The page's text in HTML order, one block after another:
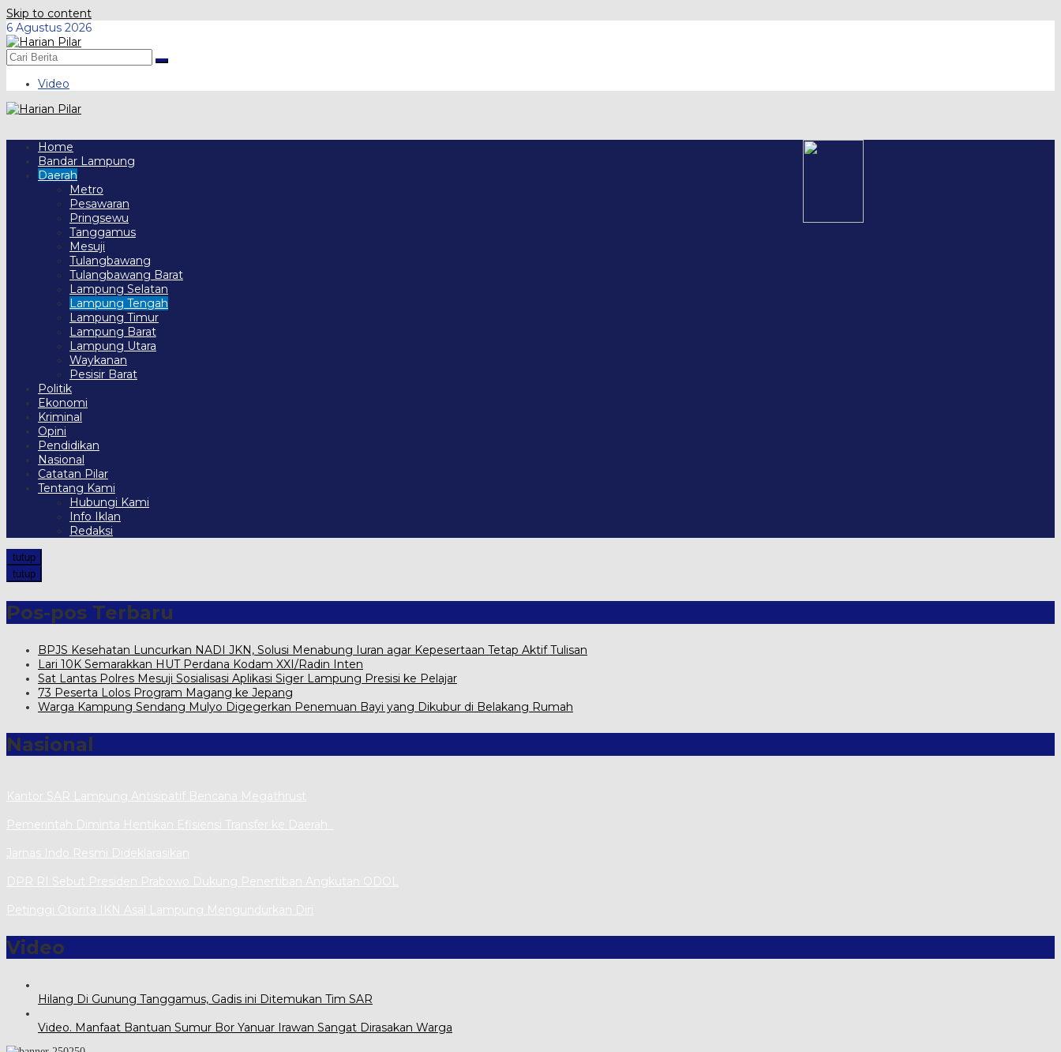
Skip to content
6 Agustus 2026
Video
Home
Bandar Lampung
Daerah
Metro
Pesawaran
Pringsewu
Tanggamus
Mesuji
Tulangbawang
Tulangbawang Barat
Lampung Selatan
Lampung Tengah
Lampung Timur
Lampung Barat
Lampung Utara
Waykanan
Pesisir Barat
Politik
Ekonomi
Kriminal
Opini
Pendidikan
Nasional
Catatan Pilar
Tentang Kami
Hubungi Kami
Info Iklan
Redaksi
tutup
tutup
Pos-pos Terbaru
BPJS Kesehatan Luncurkan NADI JKN, Solusi Menabung Iuran agar Kepesertaan Tetap Aktif Tulisan
Lari 10K Semarakkan HUT Perdana Kodam XXI/Radin Inten
Sat Lantas Polres Mesuji Sosialisasi Aplikasi Siger Lampung Presisi ke Pelajar
73 Peserta Lolos Program Magang ke Jepang
Warga Kampung Sendang Mulyo Digegerkan Penemuan Bayi yang Dikubur di Belakang Rumah
Nasional
Kantor SAR Lampung Antisipatif Bencana Megathrust
Pemerintah Diminta Hentikan Efisiensi Transfer ke Daerah
Jarnas Indo Resmi Dideklarasikan
DPR RI Sebut Presiden Prabowo Dukung Penertiban Angkutan ODOL
Petinggi Otorita IKN Asal Lampung Mengundurkan Diri
Video
Hilang Di Gunung Tanggamus, Gadis ini Ditemukan Tim SAR
Video. Manfaat Bantuan Sumur Bor Yanuar Irawan Sangat Dirasakan Warga